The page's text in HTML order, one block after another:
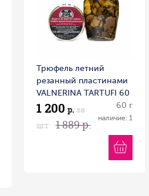
Трюфель летний
резанный пластинами
VALNERINA TARTUFI 60
г ст/б
1 200 р. за
шт
1 889 р.
60 г
наличие: 1